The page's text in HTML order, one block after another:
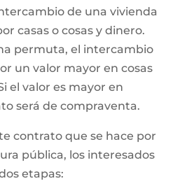
de una vivienda
casas o cosas y dinero.
permuta, el intercambio
un valor mayor en cosas
el valor es mayor en
será de compraventa.
contrato que se hace por
pública, los interesados
etapas: